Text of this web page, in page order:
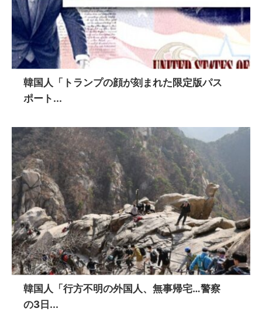
韓国人「トランプの顔が刻まれた限定版パス
ポート...
韓国人「行方不明の外国人、無事帰宅…警察
の3日...